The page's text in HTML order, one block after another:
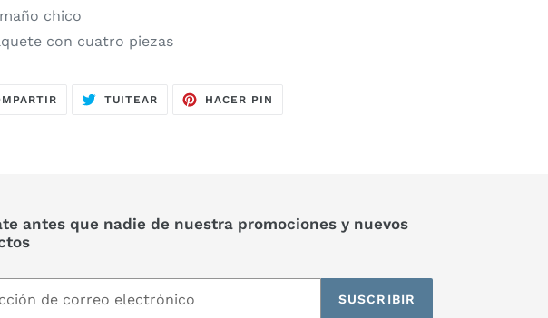
chico
con cuatro piezas
COMPARTIRTUITEAR TUITEARHACER PIN
antes que nadie de nuestra promociones y nuevos
SUSCRIBIR